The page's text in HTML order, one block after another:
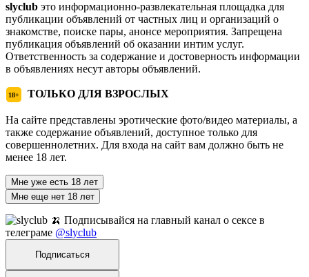
slyclub это информационно-развлекательная площадка для
публикации объявлений от частных лиц и организаций о
знакомстве, поиске пары, анонсе мероприятия. Запрещена
публикация объявлений об оказании интим услуг.
Ответственность за содержание и достоверность информации
в объявлениях несут авторы объявлений.
18+ ТОЛЬКО ДЛЯ ВЗРОСЛЫХ
На сайте представлены эротические фото/видео материалы, а
также содержание объявлений, доступное только для
совершеннолетних. Для входа на сайт вам должно быть не
менее 18 лет.
Мне уже есть 18 лет
Мне еще нет 18 лет
🍌 Подписывайся на главный канал о сексе в
телеграме @slyclub
Подписаться